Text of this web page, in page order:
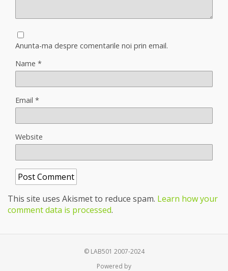
Anunta-ma despre comentarile noi prin email.
Name *
Email *
Website
This site uses Akismet to reduce spam. Learn how your
comment data is processed.
© LAB501 2007-2024
Powered by